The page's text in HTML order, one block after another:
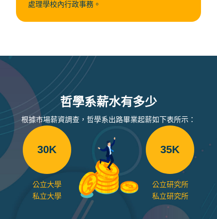
處理學校內行政事務。
哲學系薪水有多少
根據市場薪資調查，哲學系出路畢業起薪如下表所示：
30K
公立大學
私立大學
35K
公立研究所
私立研究所